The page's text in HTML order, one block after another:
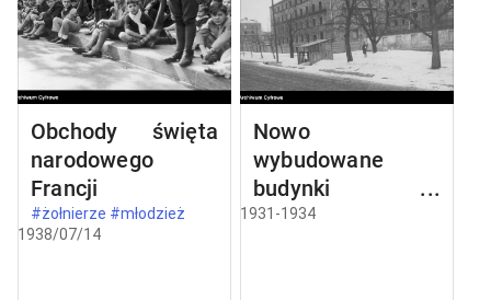
Obchody święta
narodowego
Francji
#żołnierze #młodzież
1938/07/14
Nowo
wybudowane
budynki w
Częstochowie
1931-1934